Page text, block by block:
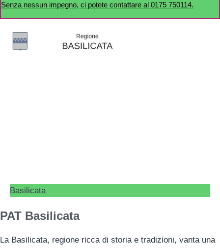
Senza nessun impegno, ci potete contattare al 0175 750114.
Basilicata
PAT Basilicata
La Basilicata, regione ricca di storia e tradizioni, vanta una